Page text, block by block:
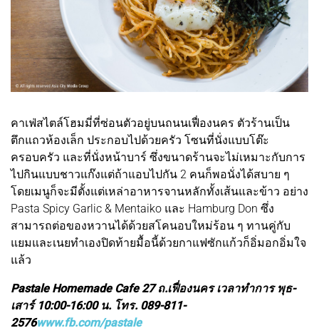
คาเฟ่สไตล์โฮมมี่ที่ซ่อนตัวอยู่บนถนนเฟื่องนคร ตัวร้านเป็น
ตึกแถวห้องเล็ก ประกอบไปด้วยครัว โซนที่นั่งแบบโต๊ะ
ครอบครัว และที่นั่งหน้าบาร์ ซึ่งขนาดร้านจะไม่เหมาะกับการ
ไปกินแบบชาวแก๊งแต่ถ้าแอบไปกัน 2 คนก็พอนั่งได้สบาย ๆ
โดยเมนูก็จะมีตั้งแต่เหล่าอาหารจานหลักทั้งเส้นและข้าว อย่าง
Pasta Spicy Garlic & Mentaiko และ Hamburg Don ซึ่ง
สามารถต่อของหวานได้ด้วยสโคนอบใหม่ร้อน ๆ ทานคู่กับ
แยมและเนยทำเองปิดท้ายมื้อนี้ด้วยกาแฟซักแก้วก็อิ่มอกอิ่มใจ
แล้ว
Pastale Homemade Cafe 27 ถ.เฟื่องนคร เวลาทำการ พุธ-
เสาร์ 10:00-16:00 น. โทร. 089-811-
2576www.fb.com/pastale